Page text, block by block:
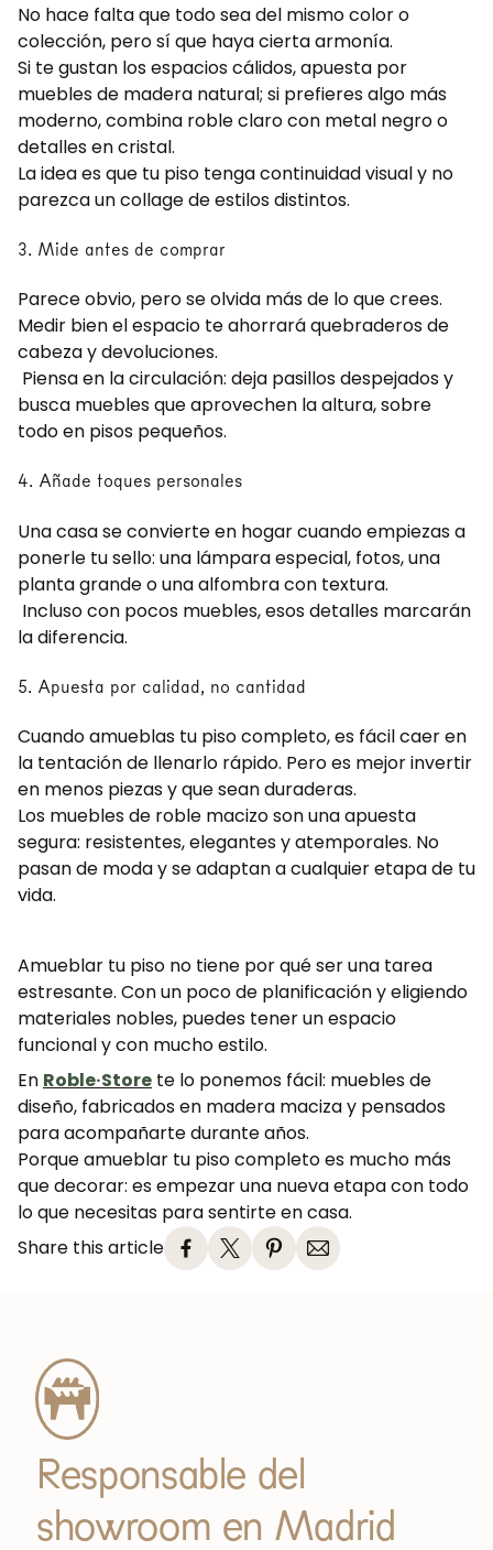
No hace falta que todo sea del mismo color o
colección, pero sí que haya cierta armonía.
Si te gustan los espacios cálidos, apuesta por
muebles de madera natural; si prefieres algo más
moderno, combina roble claro con metal negro o
detalles en cristal.
La idea es que tu piso tenga continuidad visual y no
parezca un collage de estilos distintos.
3. Mide antes de comprar
Parece obvio, pero se olvida más de lo que crees.
Medir bien el espacio te ahorrará quebraderos de
cabeza y devoluciones.
Piensa en la circulación: deja pasillos despejados y
busca muebles que aprovechen la altura, sobre
todo en pisos pequeños.
4. Añade toques personales
Una casa se convierte en hogar cuando empiezas a
ponerle tu sello: una lámpara especial, fotos, una
planta grande o una alfombra con textura.
Incluso con pocos muebles, esos detalles marcarán
la diferencia.
5. Apuesta por calidad, no cantidad
Cuando amueblas tu piso completo, es fácil caer en
la tentación de llenarlo rápido. Pero es mejor invertir
en menos piezas y que sean duraderas.
Los muebles de roble macizo son una apuesta
segura: resistentes, elegantes y atemporales. No
pasan de moda y se adaptan a cualquier etapa de tu
vida.
Amueblar tu piso no tiene por qué ser una tarea
estresante. Con un poco de planificación y eligiendo
materiales nobles, puedes tener un espacio
funcional y con mucho estilo.
En Roble·Store te lo ponemos fácil: muebles de
diseño, fabricados en madera maciza y pensados
para acompañarte durante años.
Porque amueblar tu piso completo es mucho más
que decorar: es empezar una nueva etapa con todo
lo que necesitas para sentirte en casa.
Share this article
Responsable del
showroom en Madrid